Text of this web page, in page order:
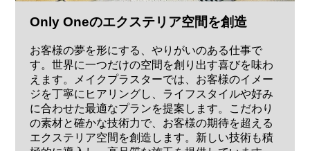
Only Oneのエクステリア空間を創造
お客様の夢を形にする、やりがいのある仕事で
す。世界に一つだけの空間を創り出す喜びを味わ
えます。メイクプラスターでは、お客様のイメー
ジを丁寧にヒアリングし、ライフスタイルや好み
に合わせた最適なプランを提案します。こだわり
の素材と確かな技術力で、お客様の期待を超える
エクステリア空間を創造します。新しい技術も積